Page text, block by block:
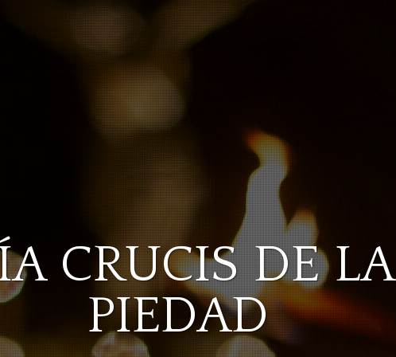
CRUCIS DE LA
PIEDAD